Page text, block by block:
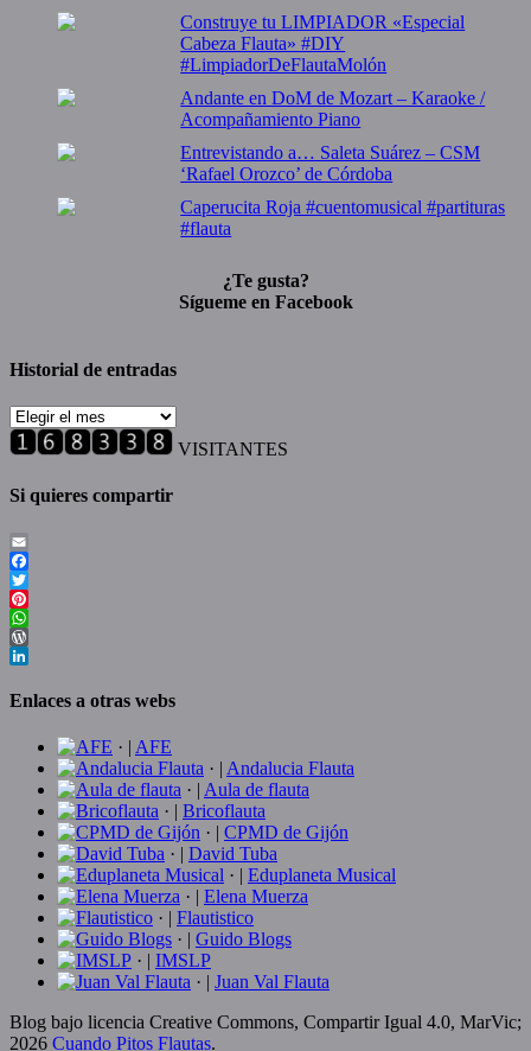
Construye tu LIMPIADOR «Especial
Cabeza Flauta» #DIY
#LimpiadorDeFlautaMolón
Andante en DoM de Mozart – Karaoke /
Acompañamiento Piano
Entrevistando a… Saleta Suárez – CSM
‘Rafael Orozco’ de Córdoba
Caperucita Roja #cuentomusical #partituras
#flauta
¿Te gusta?
Sígueme en Facebook
Historial de entradas
Historial
de
entradas
VISITANTES
Si quieres compartir
Email
Facebook
Twitter
Pinterest
WhatsApp
WordPress
Enlaces a otras webs
· | AFE
· | Andalucia Flauta
· | Aula de flauta
· | Bricoflauta
· | CPMD de Gijón
· | David Tuba
· | Eduplaneta Musical
· | Elena Muerza
· | Flautistico
· | Guido Blogs
· | IMSLP
· | Juan Val Flauta
Blog bajo licencia Creative Commons, Compartir Igual 4.0, MarVic;
2026 Cuando Pitos Flautas.